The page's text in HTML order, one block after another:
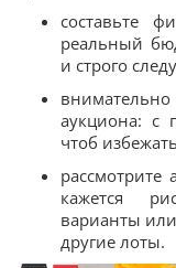
составьте
реальный
и строго
аукциона: с
чтоб
рассмотрите
кажется
варианты
другие лоты.